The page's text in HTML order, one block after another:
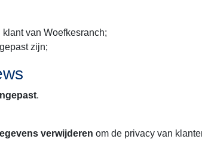
van Woefkesranch;
zijn;
.
verwijderen om de privacy van